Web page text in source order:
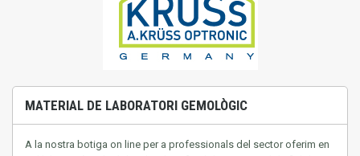
MATERIAL DE LABORATORI GEMOLÒGIC
A la nostra botiga on line per a professionals del sector oferim en